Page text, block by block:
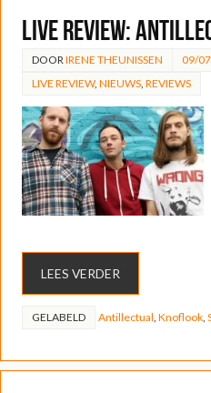
LIVE REVIEW:
DOOR IRENE THEUNISSEN
09/
LIVE REVIEW, NIEUWS, REVIEWS
LEES VERDER
GELABELD Antillectual Knoflook,